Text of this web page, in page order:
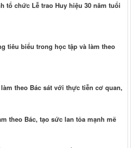
tổ chức Lễ trao Huy hiệu 30 năm tuổi
tiêu biểu trong học tập và làm theo
theo Bác sát với thực tiễn cơ quan,
theo Bác, tạo sức lan tỏa mạnh mẽ